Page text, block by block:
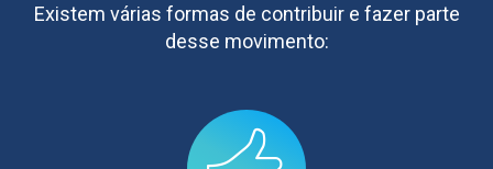
Existem várias formas de contribuir e fazer parte
desse movimento: